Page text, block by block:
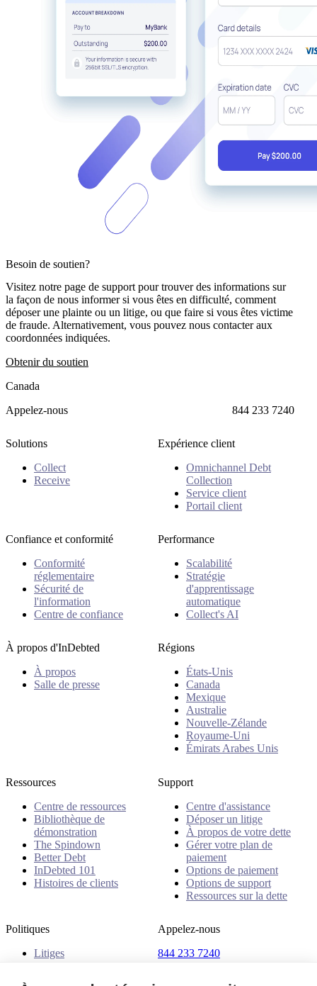
Besoin de soutien?
Visitez notre page de support pour trouver des informations sur
la façon de nous informer si vous êtes en difficulté, comment
déposer une plainte ou un litige, ou que faire si vous êtes victime
de fraude. Alternativement, vous pouvez nous contacter aux
coordonnées indiquées.
Obtenir du soutien
Canada
Appelez-nous
844 233 7240
Solutions
Collect
Receive
Expérience client
Omnichannel Debt
Collection
Service client
Portail client
Confiance et conformité
Conformité
réglementaire
Sécurité de
l'information
Centre de confiance
Performance
Scalabilité
Stratégie
d'apprentissage
automatique
Collect's AI
À propos d'InDebted
À propos
Salle de presse
Régions
États-Unis
Canada
Mexique
Australie
Nouvelle-Zélande
Royaume-Uni
Émirats Arabes Unis
Ressources
Centre de ressources
Bibliothèque de
démonstration
The Spindown
Better Debt
InDebted 101
Histoires de clients
Support
Centre d'assistance
Déposer un litige
À propos de votre dette
Gérer votre plan de
paiement
Options de paiement
Options de support
Ressources sur la dette
Politiques
Litiges
Appelez-nous
844 233 7240